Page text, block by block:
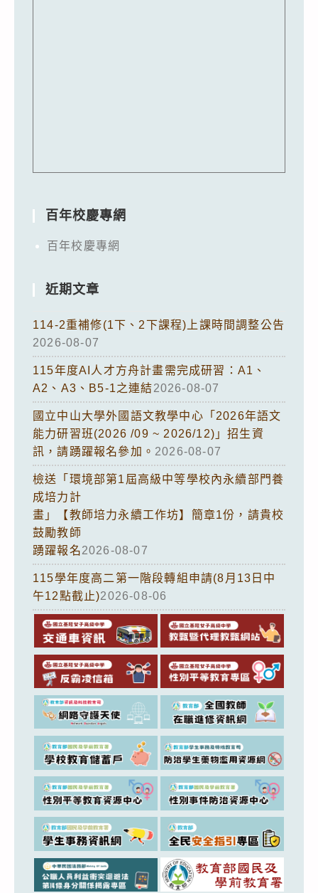
百年校慶專網
百年校慶專網
近期文章
114-2重補修(1下、2下課程)上課時間調整公告
2026-08-07
115年度AI人才方舟計畫需完成研習：A1、
A2、A3、B5-1之連結2026-08-07
國立中山大學外國語文教學中心「2026年語文
能力研習班(2026 /09 ~ 2026/12)」招生資
訊，請踴躍報名參加。 2026-08-07
檢送「環境部第1屆高級中等學校內永續部門養
成培力計
畫」【教師培力永續工作坊】簡章1份，請貴校
鼓勵教師
踴躍報名2026-08-07
115學年度高二第一階段轉組申請(8月13日中
午12點截止)2026-08-06